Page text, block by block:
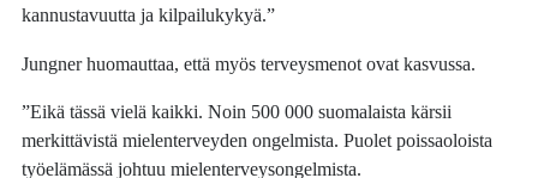
kannustavuutta ja kilpailukykyä.”
Jungner huomauttaa, että myös terveysmenot ovat kasvussa.
”Eikä tässä vielä kaikki. Noin 500 000 suomalaista kärsii
merkittävistä mielenterveyden ongelmista. Puolet poissaoloista
työelämässä johtuu mielenterveysongelmista.